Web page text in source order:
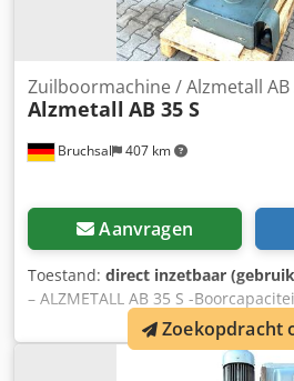
Bruchsal 407 km
Zuilboormachine / Alzmetall AB
Alzmetall AB 35 S
Aanvragen
Toestand: direct inzetbaar
– ALZMETALL AB 35 S -
Boorcapaciteit gietijzer ca. 48 mm
Overhang ca. 350 mm -Boorweg
Spindeltoerental / 2 standen / 65 -
Zoekopdracht